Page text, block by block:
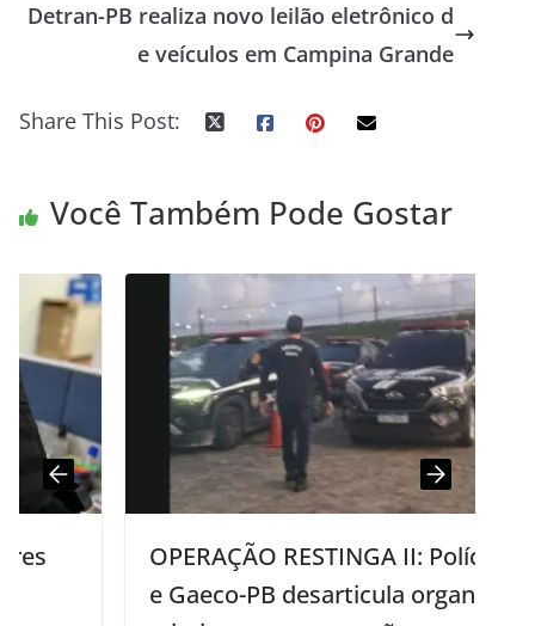
Detran-PB realiza novo leilão eletrônico d
e veículos em Campina Grande
Share This Post:
Você Também Pode Gostar
OPERAÇÃO RESTINGA II: Polícia Civil
e Gaeco-PB desarticula organização